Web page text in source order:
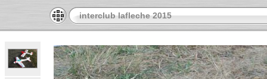
interclub lafleche 2015